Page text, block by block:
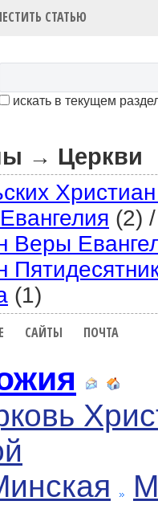
СТАТЬЮ
искать в текущем
→ Церкви
(2) /
Веры
(1)
САЙТЫ ПОЧТА